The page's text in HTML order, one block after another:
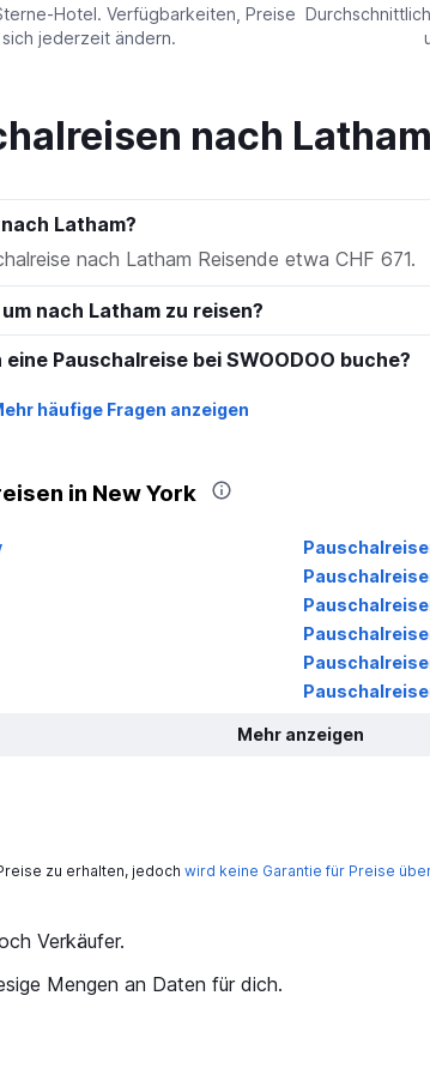
Hotel. Verfügbarkeiten, Preise
jederzeit ändern.
values.
nach Latham
Latham?
nach Latham Reisende etwa CHF 671.
nach Latham zu reisen?
Pauschalreise bei SWOODOO buche?
häufige Fragen anzeigen
in New York
Mehr anzeigen
zu erhalten, jedoch wird keine Garantie für Preise
Verkäufer.
Mengen an Daten für dich.